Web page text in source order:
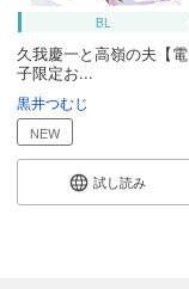
BL
久我慶一と高嶺の夫【電
子限定お...
黒井つむじ
NEW
試し読み